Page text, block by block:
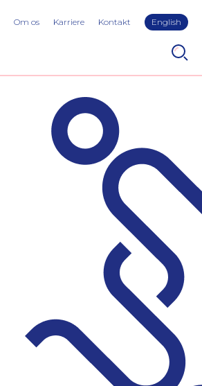
Om os Karriere Kontakt English